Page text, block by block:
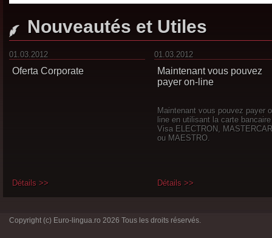
Nouveautés et Utiles
01.03.2012
Oferta Corporate
Détails >>
01.03.2012
Maintenant vous pouvez
payer on-line
Maintenant vous pouvez payer
line en utilisant la carte bancaire
Visa ELECTRON,
ou MAESTRO.
Détails >>
Copyright (c) Euro-lingua.ro 2026 Tous les droits réservés.